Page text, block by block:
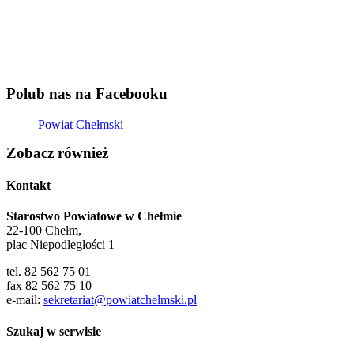
Polub nas na Facebooku
Powiat Chełmski
Zobacz również
Kontakt
Starostwo Powiatowe w Chełmie
22-100 Chełm,
plac Niepodległości 1
tel. 82 562 75 01
fax 82 562 75 10
e-mail: sekretariat@powiatchelmski.pl
Szukaj w serwisie